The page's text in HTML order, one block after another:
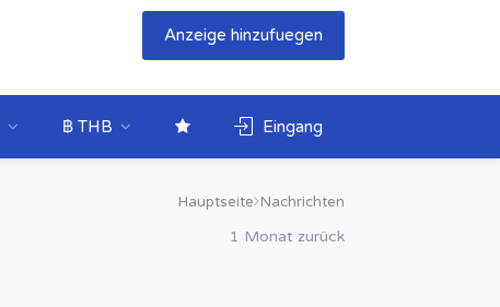
Anzeige hinzufuegen
Eingang
฿ THB
Hauptseite Nachrichten
1 Monat zurück